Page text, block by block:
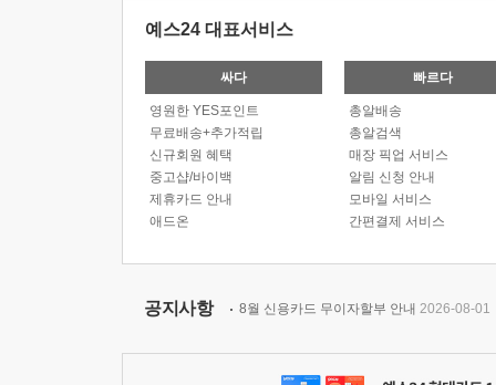
예스24 대표서비스
싸다
영원한 YES포인트
무료배송+추가적립
신규회원 혜택
중고샵/바이백
제휴카드 안내
애드온
빠르다
총알배송
총알검색
매장 픽업 서비스
알림 신청 안내
모바일 서비스
간편결제 서비스
공지사항 8월 신용카드 무이자할부 안내 2026-08-01